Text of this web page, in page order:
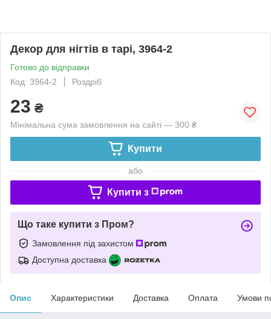
Декор для нігтів в тарі, 3964-2
Готово до відправки
Код: 3964-2
Роздріб
23 ₴
Мінімальна сума замовлення на сайті — 300 ₴
Купити
або
Купити з
Що таке купити з Пром?
Замовлення під захистом
Доступна доставка
Опис Характеристики Доставка Оплата Умови